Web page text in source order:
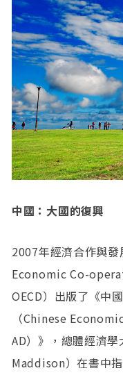
中國：大國的復興
2007年經濟合作與
Economic Co-
OECD）出版了《中
（Chinese
AD）》，總體經濟
Maddison）在書中指